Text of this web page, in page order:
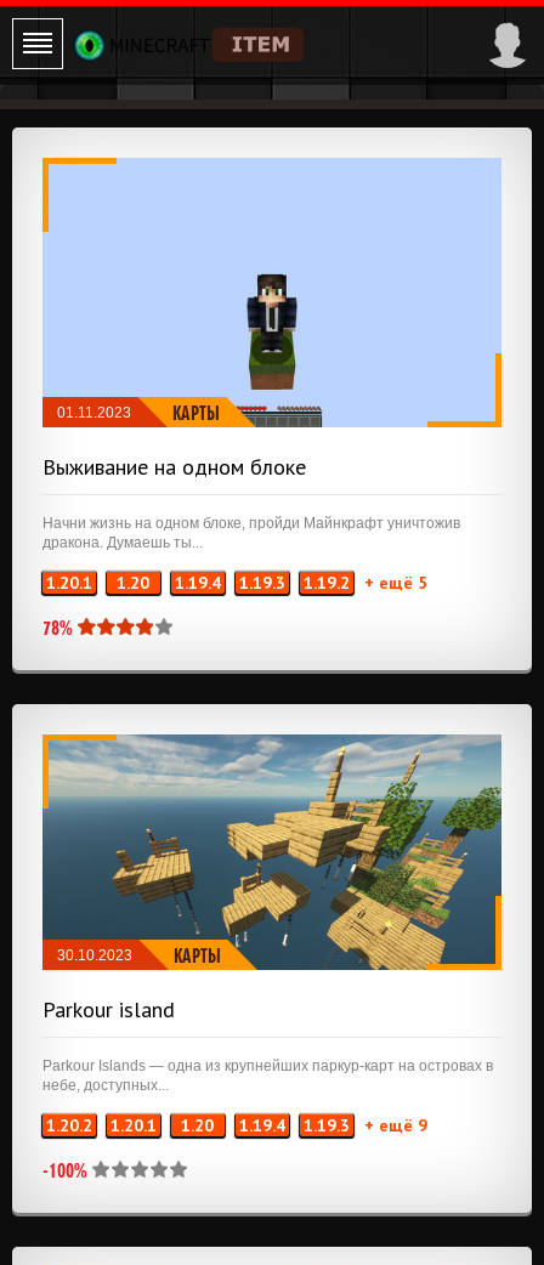
01.11.2023 КАРТЫ
Выживание на одном блоке
Начни жизнь на одном блоке, пройди Майнкрафт уничтожив
дракона. Думаешь ты...
1.20.1 1.20 1.19.4 1.19.3 1.19.2 + ещё 5
78%
30.10.2023 КАРТЫ
Parkour island
Parkour Islands — одна из крупнейших паркур-карт на островах в
небе, доступных...
1.20.2 1.20.1 1.20 1.19.4 1.19.3 + ещё 9
-100%